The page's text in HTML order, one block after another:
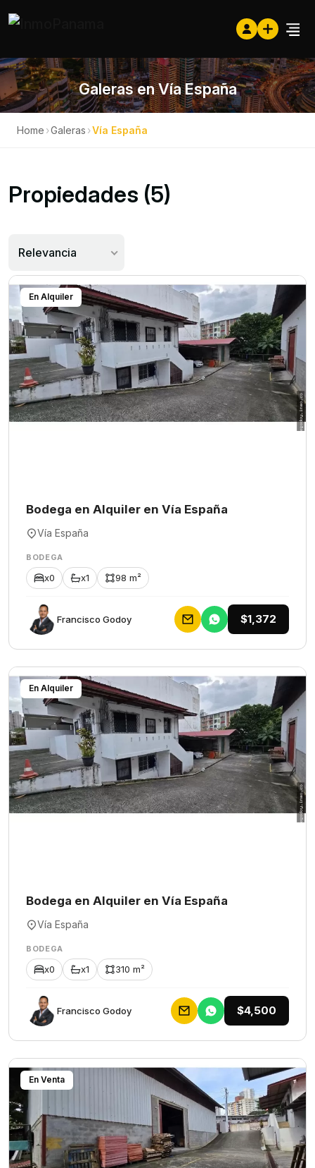
Galeras en Vía España
Home ›Galeras ›Vía España
Propiedades (5)
Relevancia
En Alquiler
Bodega en Alquiler en Vía España
Vía España
BODEGA
x0 x1 98 m²
Francisco Godoy $1,372
En Alquiler
Bodega en Alquiler en Vía España
Vía España
BODEGA
x0 x1 310 m²
Francisco Godoy $4,500
En Venta